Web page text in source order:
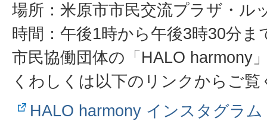
場所：米原市市民交流プラザ・ル
時間：午後1時から午後3時30分ま
市民協働団体の「HALO harmony
くわしくは以下のリンクからご覧
HALO harmony インスタグラム